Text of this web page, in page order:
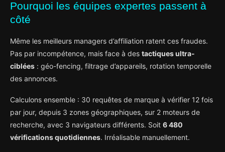
Pourquoi les équipes expertes passent à
côté
Même les meilleurs managers d’affiliation ratent ces fraudes.
Pas par incompétence, mais face à des tactiques ultra-
ciblées : géo-fencing, filtrage d’appareils, rotation temporelle
des annonces.
Calculons ensemble : 30 requêtes de marque à vérifier 12 fois
par jour, depuis 3 zones géographiques, sur 2 moteurs de
recherche, avec 3 navigateurs différents. Soit 6 480
vérifications quotidiennes. Irréalisable manuellement.